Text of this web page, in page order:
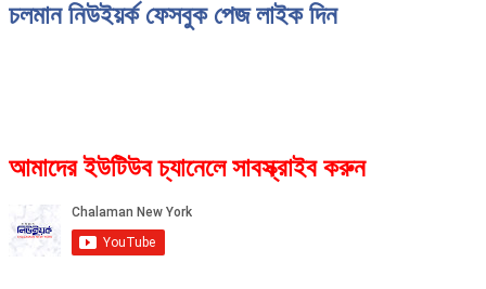
চলমান নিউইয়র্ক ফেসবুক পেজ লাইক দিন
আমাদের ইউটিউব চ্যানেলে সাবস্ক্রাইব করুন